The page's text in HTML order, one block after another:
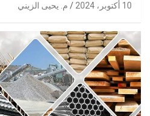
10 أكتوبر، 2024 م. يحيى الزيني